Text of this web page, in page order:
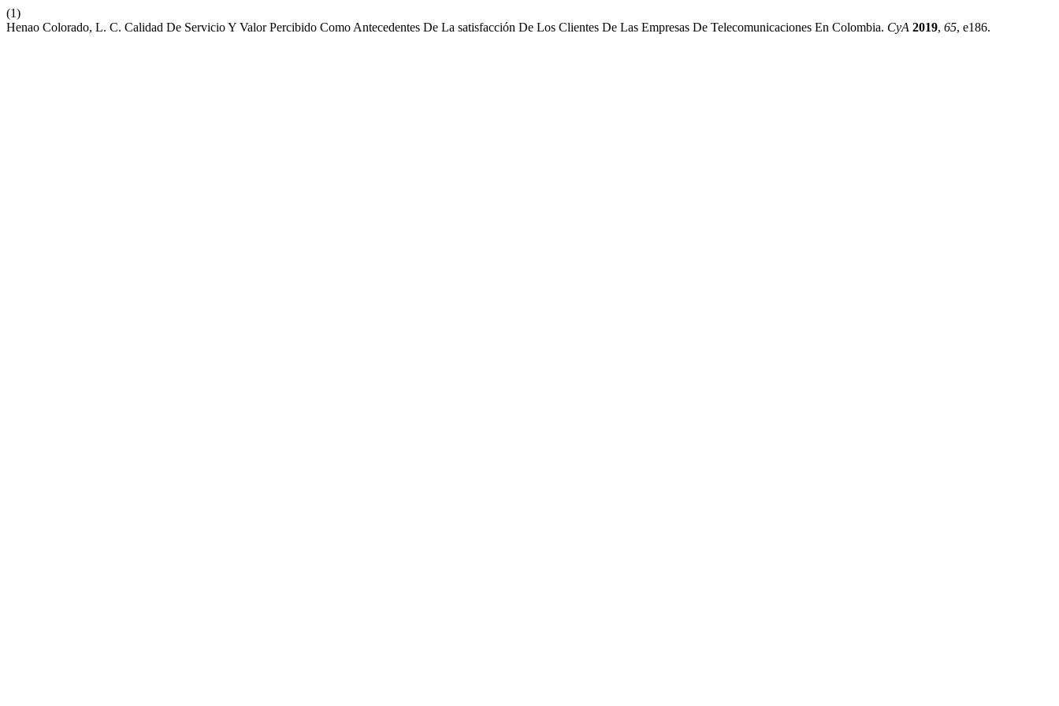
(1)
Henao Colorado, L. C. Calidad De Servicio Y Valor Percibido Como Antecedentes De La satisfacción De Los Clientes De Las Empresas De Telecomunicaciones En Colombia. CyA 2019, 65, e186.